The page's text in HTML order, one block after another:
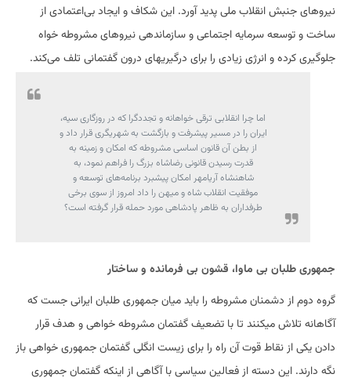
نیروهای جنبش انقلاب ملی پدید آورد. این شکاف و ایجاد بی‌اعتمادی از
ساخت و توسعه سرمایه اجتماعی و سازماندهی نیروهای مشروطه خواه
جلوگیری کرده و انرژی زیادی را برای درگیریهای درون گفتمانی تلف می‌کند.
اما چرا انقلابی ترقی خواهانه و تجددگرا که در روزگاری سیه،
ایران را در مسیر پیشرفت و بازگشت به شهریگری قرار داد و
از بطن آن قانون اساسی مشروطه که امکان و زمینه به
قدرت رسیدن قانونی رضاشاه بزرگ را فراهم نمود، به
شاهنشاه آریامهر امکان پیشبرد برنامه‌های توسعه و
موفقیت انقلاب شاه و میهن را داد امروز از سوی برخی
طرفداران به ظاهر پادشاهی مورد حمله قرار گرفته است؟
جمهوری طلبان بی ماوا، قشون بی فرمانده و ساختار
گروه دوم از دشمنان مشروطه را باید میان جمهوری طلبان ایرانی جست که
آگاهانه تلاش میکنند تا با تضعیف گفتمان مشروطه خواهی و هدف قرار
دادن یکی از نقاط قوت آن راه را برای زیست انگلی گفتمان جمهوری خواهی باز
نگه دارند. این دسته از فعالین سیاسی با آگاهی از اینکه گفتمان جمهوری